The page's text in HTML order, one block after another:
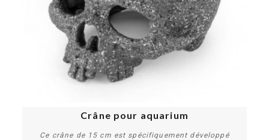
Crâne pour aquarium
Ce crâne de 15 cm est spécifiquement développé